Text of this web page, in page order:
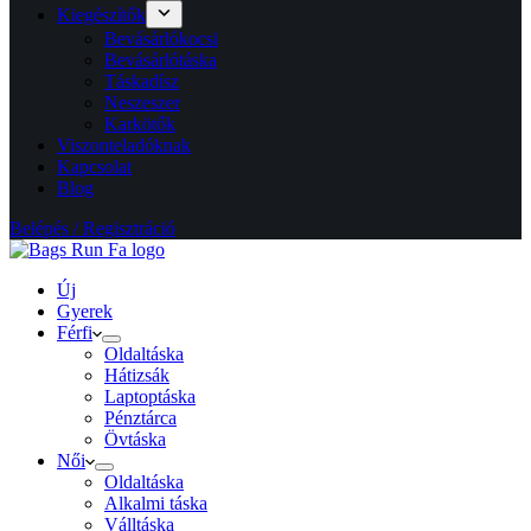
Kiegészítők
Bevásárlókocsi
Bevásárlótáska
Táskadísz
Neszeszer
Karkötők
Viszonteladóknak
Kapcsolat
Blog
Belépés / Regisztráció
Új
Gyerek
Férfi
Oldaltáska
Hátizsák
Laptoptáska
Pénztárca
Övtáska
Női
Oldaltáska
Alkalmi táska
Válltáska